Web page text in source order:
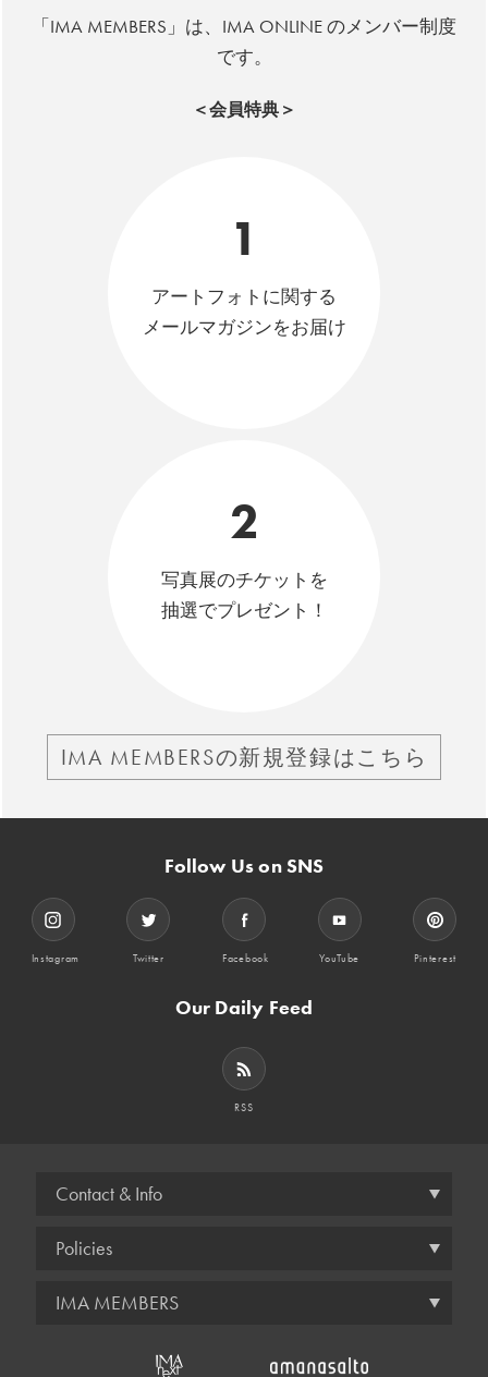
「IMA MEMBERS」は、IMA ONLINE のメンバー制度
です。
＜会員特典＞
1
アートフォトに関する
メールマガジンをお届け
2
写真展のチケットを
抽選でプレゼント！
IMA MEMBERSの新規登録はこちら
Follow Us on SNS
Instagram Twitter Facebook YouTube Pinterest
Our Daily Feed
RSS
Contact & Info
Policies
IMA MEMBERS